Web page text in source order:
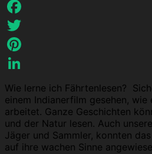
WhatsApp
Facebook
Twitter
Pinterest
LinkedIn
Wie lerne ich Fährtenlesen?
einem Indianerfilm gesehen, wie
arbeitet. Ganze Geschichten
und der Natur lesen. Auch
Jäger und Sammler, konnten
auf ihre wachen Sinne